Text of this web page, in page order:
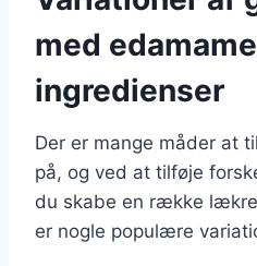
med
ingredienser
Der er mange måder at
på, og ved at tilføje
du skabe en række
er nogle populære